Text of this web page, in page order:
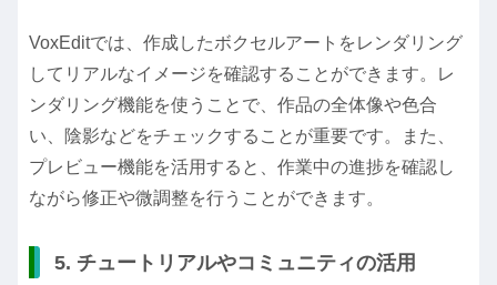
VoxEditでは、作成したボクセルアートをレンダリング
してリアルなイメージを確認することができます。レ
ンダリング機能を使うことで、作品の全体像や色合
い、陰影などをチェックすることが重要です。また、
プレビュー機能を活用すると、作業中の進捗を確認し
ながら修正や微調整を行うことができます。
5. チュートリアルやコミュニティの活用